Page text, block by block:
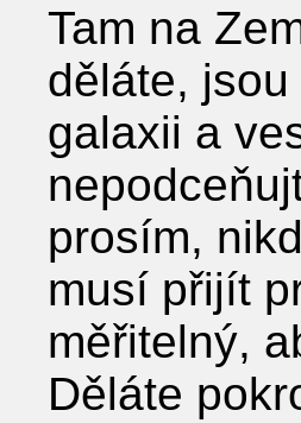
Tam na
děláte,
galaxii a
prosím,
musí přijít
měřitelný,
Děláte